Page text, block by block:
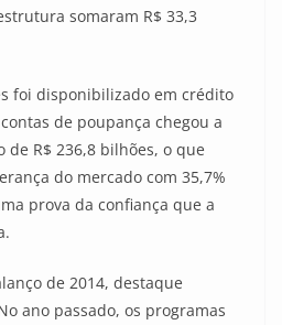
somaram R$ 33,3
foi disponibilizado em crédito
de poupança chegou a
de R$ 236,8 bilhões, o que
do mercado com 35,7%
prova da confiança que a
de 2014, destaque
ano passado, os programas